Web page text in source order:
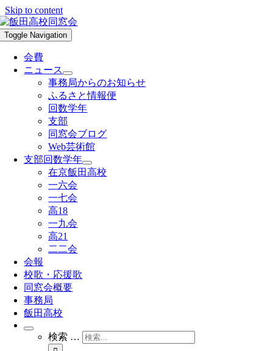
Skip to content
Toggle Navigation
会費
ニュース
事務局からのお知らせ
ふるさと情報便
回数学年
支部
同窓会ブログ
Web芸術館
支部回数学年
在京飯田高校
一六会
一七会
高18
一九会
高21
二二会
会報
校歌・応援歌
同窓会概要
事務局
飯田高校
検索 …